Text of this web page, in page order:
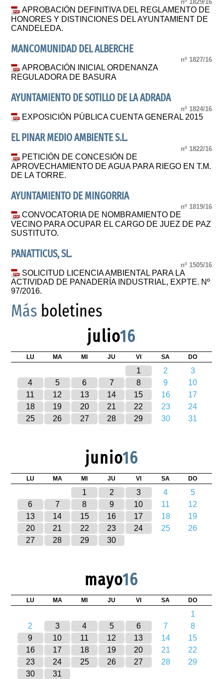
nº 1829/16
APROBACIÓN DEFINITIVA DEL REGLAMENTO DE
HONORES Y DISTINCIONES DEL AYUNTAMIENT DE
CANDELEDA.
MANCOMUNIDAD DEL ALBERCHE
nº 1827/16
APROBACIÓN INICIAL ORDENANZA
REGULADORA DE BASURA
AYUNTAMIENTO DE SOTILLO DE LA ADRADA
nº 1824/16
EXPOSICIÓN PÚBLICA CUENTA GENERAL 2015
EL PINAR MEDIO AMBIENTE S.L.
nº 1822/16
PETICIÓN DE CONCESIÓN DE
APROVECHAMIENTO DE AGUA PARA RIEGO EN T.M.
DE LA TORRE.
AYUNTAMIENTO DE MINGORRIA
nº 1819/16
CONVOCATORIA DE NOMBRAMIENTO DE
VECINO PARA OCUPAR EL CARGO DE JUEZ DE PAZ
SUSTITUTO.
PANATTICUS, SL.
nº 1505/16
SOLICITUD LICENCIA AMBIENTAL PARA LA
ACTIVIDAD DE PANADERÍA INDUSTRIAL, EXPTE. Nº
97/2016.
Más boletines
julio16
LU MA MI JU VI SA DO
1 2
3
4
5 6 7 8 9
10
11
12 13 14 15 16
17
18
19 20 21 22 23
24
25
26 27 28 29 30 31
junio16
LU MA MI JU VI SA DO
1 2 3 4
5
6
7 8 9 10 11
12
13
14 15 16 17 18
19
20
21 22 23 24 25
26
27
28 29 30
mayo16
LU MA MI JU VI SA DO
1
2
3 4 5 6 7
8
9
10 11 12 13 14
15
16
17 18 19 20 21
22
23
24 25 26 27 28
29
30
31